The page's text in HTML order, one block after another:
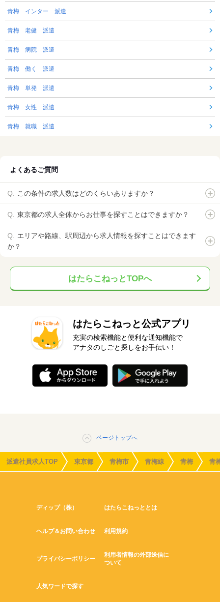
青梅 インター 派遣
青梅 老健 派遣
青梅 病院 派遣
青梅 働く 派遣
青梅 単発 派遣
青梅 女性 派遣
青梅 就職 派遣
よくあるご質問
この条件の求人数はどのくらいありますか？
東京都の求人全体からお仕事を探すことはできますか？
エリアや路線、駅周辺から求人情報を探すことはできます
か？
はたらこねっとTOPへ
はたらこねっと公式アプリ
充実の検索機能と便利な通知機能で
アナタのしごと探しをお手伝い！
ページトップへ
派遣社員求人TOP 東京都 青梅市 青梅線 青梅 青
ディップ（株） はたらこねっととは
ヘルプ＆お問い合わせ 利用規約
プライバシーポリシー
利用者情報の外部送信に
ついて
人気ワードで探す